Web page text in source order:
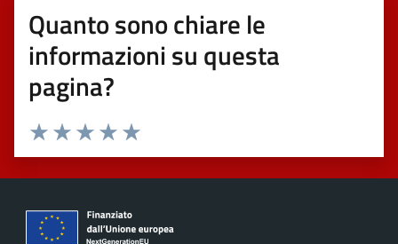
Quanto sono chiare le
informazioni su questa
pagina?
Valuta 5 stelle su 5
Valuta 4 stelle su 5
Valuta 3 stelle su 5
Valuta 2 stelle su 5
Valuta 1 stelle su 5